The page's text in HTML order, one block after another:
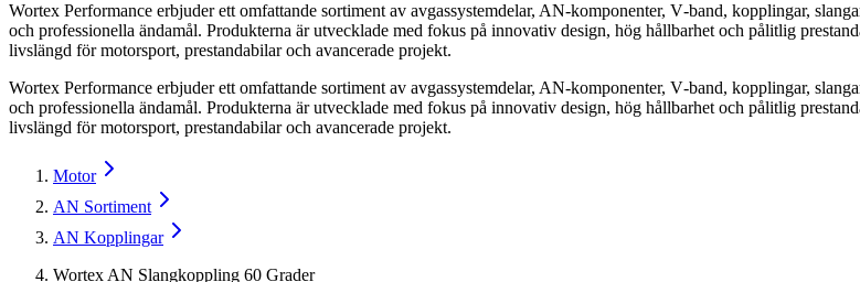
Wortex Performance erbjuder ett omfattande sortiment av avgassystemdelar, AN-komponenter, V‑band, kopplingar,
och professionella ändamål. Produkterna är utvecklade med fokus på innovativ design, hög hållbarhet och pålitlig
livslängd för motorsport, prestandabilar och avancerade projekt.
Wortex Performance erbjuder ett omfattande sortiment av avgassystemdelar, AN-komponenter, V‑band, kopplingar,
och professionella ändamål. Produkterna är utvecklade med fokus på innovativ design, hög hållbarhet och pålitlig
livslängd för motorsport, prestandabilar och avancerade projekt.
Motor
AN Sortiment
AN Kopplingar
Wortex AN Slangkoppling 60 Grader